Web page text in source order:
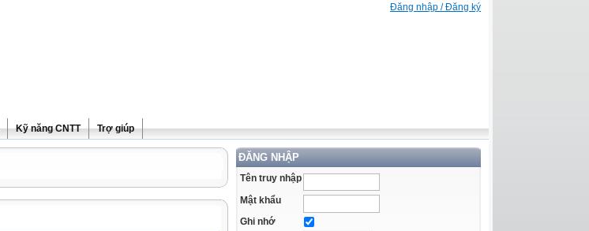
Đăng nhập / Đăng ký
Kỹ năng CNTT Trợ giúp
ĐĂNG NHẬP
Tên truy nhập
Mật khẩu
Ghi nhớ